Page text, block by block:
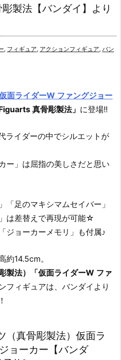
製法【バンダイ】より
, フィギュア, アクションフィギュア, バン
面ライダーW ファングジョー
真骨彫製法」 に登場!!
ライダーの中でシルエットが
ー」は屈指の美しさだと思い
「足のマキシマムセイバー」
は差替えで再現が可能☆
ジョーカーメモリ」も付属♪
約14.5cm。
製法）「仮面ライダーW ファ
フィギュアは、バンダイより
（真骨彫製法）仮面ラ
ョーカー【バンダ